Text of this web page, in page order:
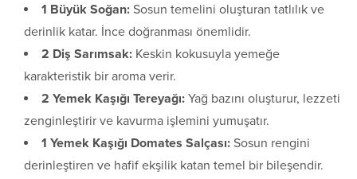
1 Büyük Soğan: Sosun temelini oluşturan tatlılık ve
derinlik katar. İnce doğranması önemlidir.
2 Diş Sarımsak: Keskin kokusuyla yemeğe
karakteristik bir aroma verir.
2 Yemek Kaşığı Tereyağı: Yağ bazını oluşturur, lezzeti
zenginleştirir ve kavurma işlemini yumuşatır.
1 Yemek Kaşığı Domates Salçası: Sosun rengini
derinleştiren ve hafif ekşilik katan temel bir bileşendir.